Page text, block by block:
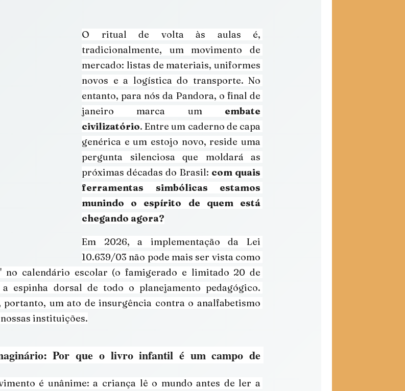
Infâncias e Educação Antirracista
O ritual de volta às aulas é,
tradicionalmente, um movimento de
mercado: listas de materiais, uniformes
novos e a logística do transporte. No
entanto, para nós da Pandora, o final de
janeiro marca um embate
civilizatório. Entre um caderno de capa
genérica e um estojo novo, reside uma
pergunta silenciosa que moldará as
próximas décadas do Brasil: com quais
ferramentas simbólicas estamos
munindo o espírito de quem está
chegando agora?
Em 2026, a implementação da Lei
10.639/03 não pode mais ser vista como
no calendário escolar (o famigerado e limitado 20 de
espinha dorsal de todo o planejamento pedagógico.
um ato de insurgência contra o analfabetismo
instituições.
Por que o livro infantil é um campo de
é unânime: a criança lê o mundo antes de ler a